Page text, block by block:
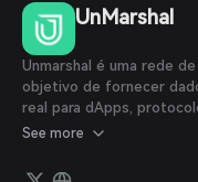
हिन्दी
Español
Português (Brasil)
Español (Argentina)
UnMarshal
Unmarshal é uma rede
objetivo de fornecer
real para dApps,
GameFi. Impulsionado
sejam usadas em
See more